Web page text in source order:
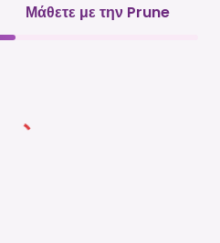
Μάθετε με την Prune